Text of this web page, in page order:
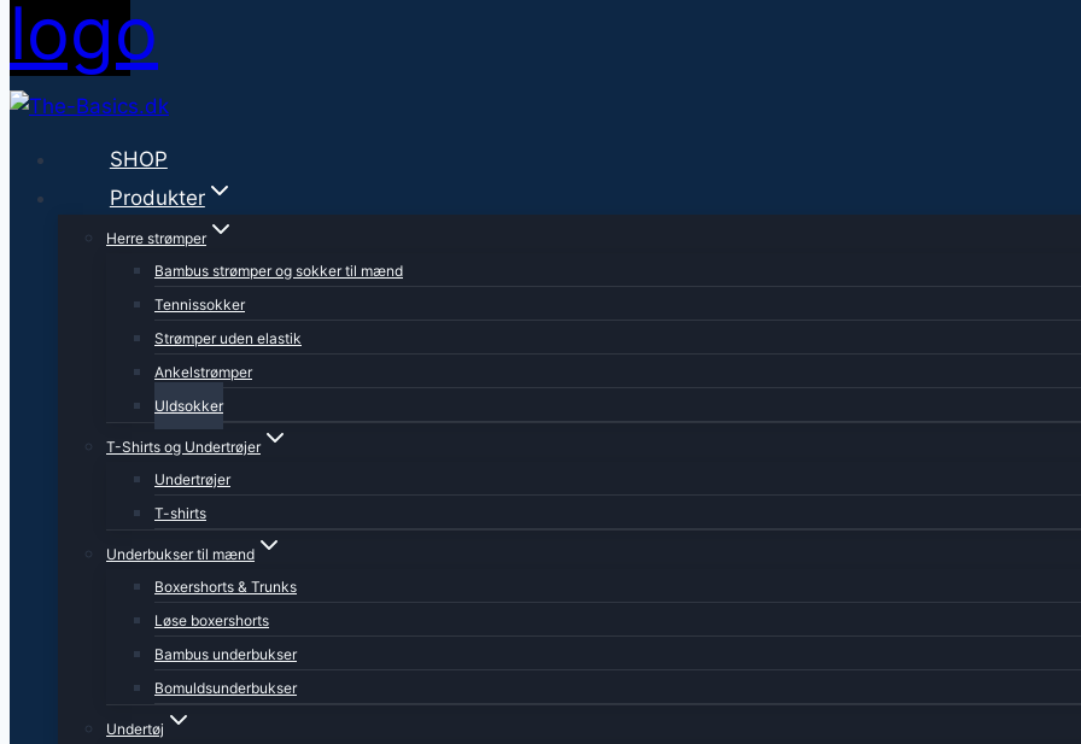
SHOP
Produkter
Herre strømper
Bambus strømper og sokker til mænd
Tennissokker
Strømper uden elastik
Ankelstrømper
Uldsokker
T-Shirts og Undertrøjer
Undertrøjer
T-shirts
Underbukser til mænd
Boxershorts & Trunks
Løse boxershorts
Bambus underbukser
Bomuldsunderbukser
Undertøj